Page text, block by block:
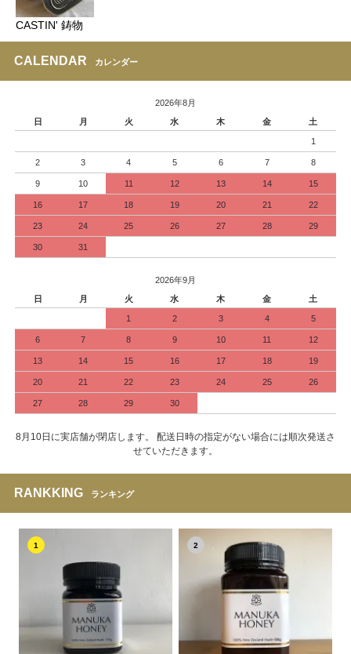
CASTIN' 鋳物
CALENDAR カレンダー
2026年8月
日
月 火 水 木 金 土
1
2 3 4 5 6 7 8
9 10 11 12 13 14 15
16 17 18 19 20 21 22
23 24 25 26 27 28 29
30 31
2026年9月
日
月 火 水 木 金 土
1 2 3 4 5
6 7 8 9 10 11 12
13 14 15 16 17 18 19
20 21 22 23 24 25 26
27 28 29 30
8月10日に実店舗が閉店します。 配送日時の指定がない場合には順次発送さ
せていただきます。
RANKKING ランキング
1 2